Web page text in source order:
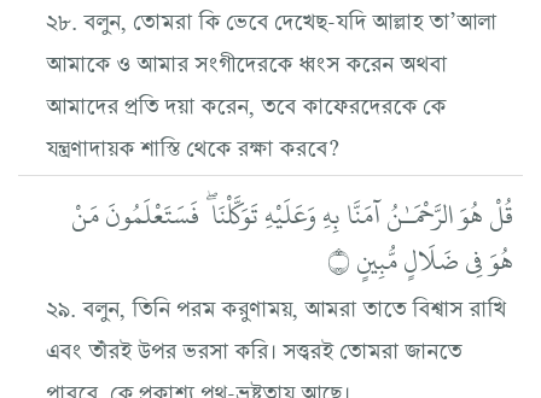
২৮. বলুন, তোমরা কি ভেবে দেখেছ-যদি আল্লাহ তা’আলা
আমাকে ও আমার সংগীদেরকে ধ্বংস করেন অথবা
আমাদের প্রতি দয়া করেন, তবে কাফেরদেরকে কে
যন্ত্রণাদায়ক শাস্তি থেকে রক্ষা করবে?
قُلْ هُوَ الرَّحْمَـٰنُ آمَنَّا بِهِ وَعَلَيْهِ تَوَكَّلْنَا ۖ فَسَتَعْلَمُونَ مَنْ
هُوَ فِي ضَلَالٍ مُّبِينٍ ۝
২৯. বলুন, তিনি পরম করুণাময়, আমরা তাতে বিশ্বাস রাখি
এবং তাঁরই উপর ভরসা করি। সত্ত্বরই তোমরা জানতে
পারবে, কে প্রকাশ্য পথ-ভ্রষ্টতায় আছে।